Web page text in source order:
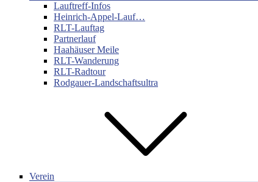
Lauftreff-Infos
Heinrich-Appel-Lauf…
RLT-Lauftag
Partnerlauf
Haahäuser Meile
RLT-Wanderung
RLT-Radtour
Rodgauer-Landschaftsultra
Verein